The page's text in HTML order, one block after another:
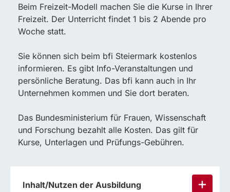
Beim Freizeit-Modell machen Sie die Kurse in Ihrer
Freizeit. Der Unterricht findet 1 bis 2 Abende pro
Woche statt.
Sie können sich beim bfi Steiermark kostenlos
informieren. Es gibt Info-Veranstaltungen und
persönliche Beratung. Das bfi kann auch in Ihr
Unternehmen kommen und Sie dort beraten.
Das Bundesministerium für Frauen, Wissenschaft
und Forschung bezahlt alle Kosten. Das gilt für
Kurse, Unterlagen und Prüfungs-Gebühren.
Inhalt/Nutzen der Ausbildung